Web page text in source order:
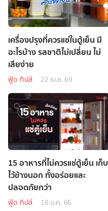
เครื่องปรุงที่ควรแช่ในตู้เย็น มี
อะไรบ้าง รสชาติไม่เปลี่ยน ไม่
เสียง่าย
ฟู้ด ทิปส์ 22 เม.ย. 69
15 อาหารที่ไม่ควรแช่ตู้เย็น เก็บ
ไว้ข้างนอก ทั้งอร่อยและ
ปลอดภัยกว่า
ฟู้ด ทิปส์ 18 ม.ค. 66